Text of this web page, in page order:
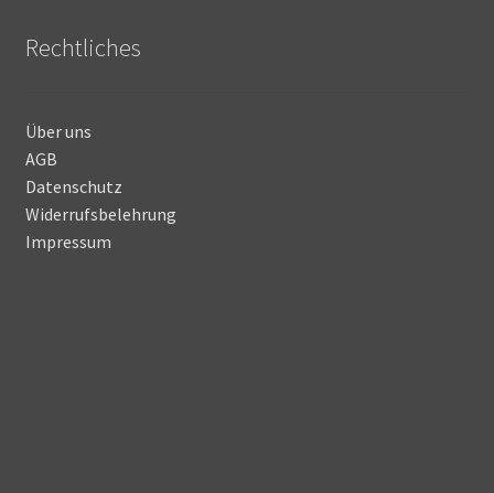
Rechtliches
Über uns
AGB
Datenschutz
Widerrufsbelehrung
Impressum